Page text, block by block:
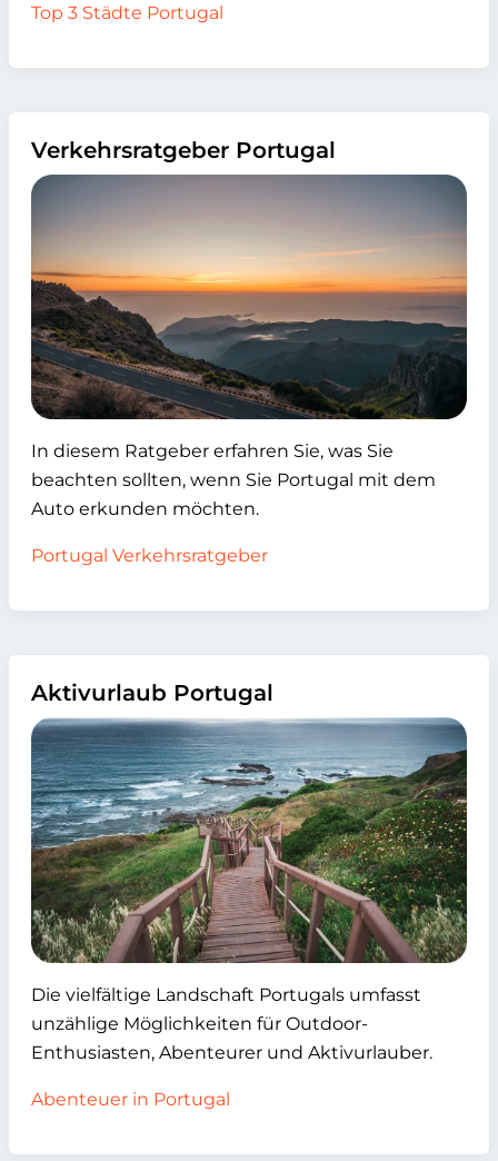
Top 3 Städte Portugal
Verkehrsratgeber Portugal
In diesem Ratgeber erfahren Sie, was Sie
beachten sollten, wenn Sie Portugal mit dem
Auto erkunden möchten.
Portugal Verkehrsratgeber
Aktivurlaub Portugal
Die vielfältige Landschaft Portugals umfasst
unzählige Möglichkeiten für Outdoor-
Enthusiasten, Abenteurer und Aktivurlauber.
Abenteuer in Portugal